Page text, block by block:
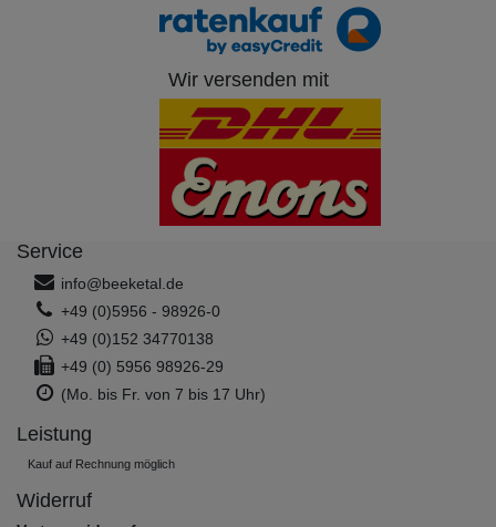
Wir versenden mit
Service
info@beeketal.de
+49 (0)5956 - 98926-0
+49 (0)152 34770138
+49 (0) 5956 98926-29
(Mo. bis Fr. von 7 bis 17 Uhr)
Leistung
Kauf auf Rechnung möglich
Widerruf